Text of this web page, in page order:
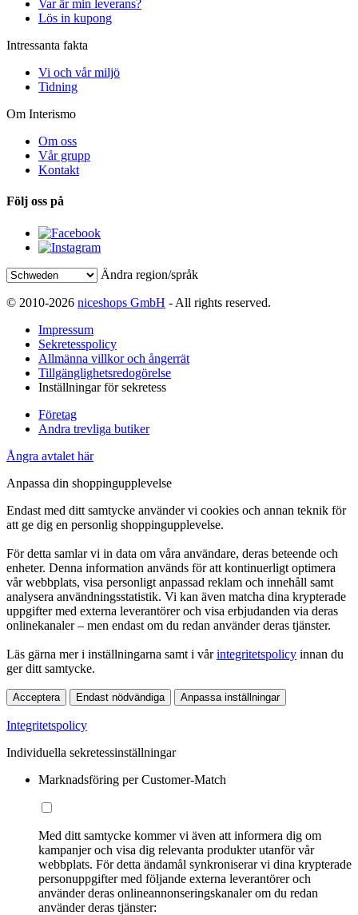
Var är min leverans?
Lös in kupong
Intressanta fakta
Vi och vår miljö
Tidning
Om Interismo
Om oss
Vår grupp
Kontakt
Följ oss på
Ändra region/språk
© 2010-2026 niceshops GmbH - All rights reserved.
Impressum
Sekretesspolicy
Allmänna villkor och ångerrät
Tillgänglighetsredogörelse
Inställningar för sekretess
Företag
Andra trevliga butiker
Ångra avtalet här
Anpassa din shoppingupplevelse
Endast med ditt samtycke använder vi cookies och annan teknik för
att ge dig en personlig shoppingupplevelse.
För detta samlar vi in data om våra användare, deras beteende och
enheter. Denna information används för att kontinuerligt optimera
vår webbplats, visa personligt anpassad reklam och innehåll samt
analysera användningsstatistik. Vi kan även matcha dina krypterade
uppgifter med externa leverantörer och visa erbjudanden via deras
onlinekanaler – men endast om du redan använder deras tjänster.
Läs gärna mer i inställningarna samt i vårintegritetspolicy innan du
ger ditt samtycke.
Acceptera Endast nödvändiga Anpassa inställningar
Integritetspolicy
Individuella sekretessinställningar
Marknadsföring per Customer-Match
Med ditt samtycke kommer vi även att informera dig om
kampanjer och visa dig relevanta produkter utanför vår
webbplats. För detta ändamål synkroniserar vi dina krypterade
personuppgifter med följande externa leverantörer och
använder deras onlineannonseringskanaler om du redan
använder deras tjänster: